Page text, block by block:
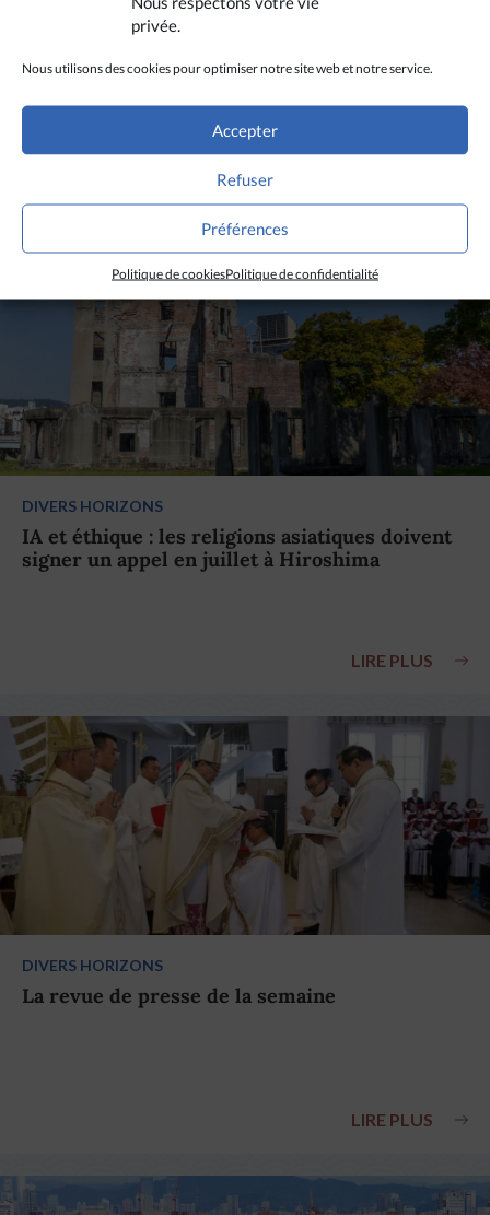
privée.
Nous utilisons des cookies pour optimiser notre site web et notre service.
Accepter
Refuser
Préférences
Politique de cookiesPolitique de confidentialité
La revue de presse de la semaine
LIRE PLUS
DIVERS HORIZONS
IA et éthique : les religions asiatiques doivent
signer un appel en juillet à Hiroshima
LIRE PLUS
DIVERS HORIZONS
La revue de presse de la semaine
LIRE PLUS